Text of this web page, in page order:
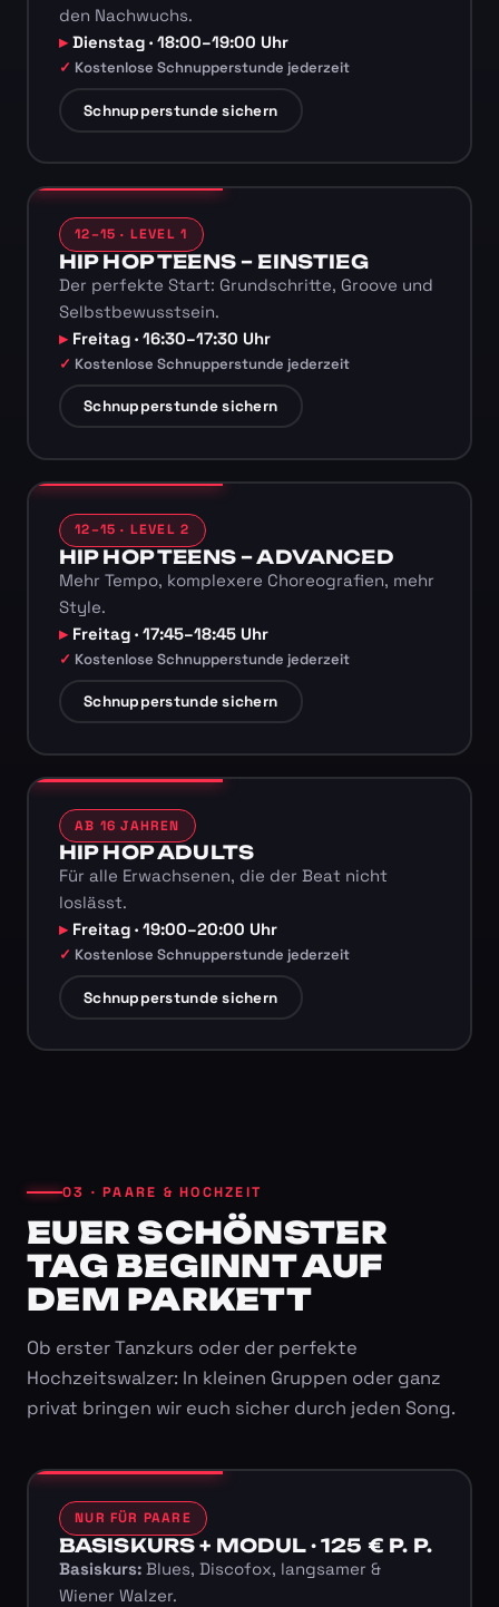
den Nachwuchs.
Dienstag · 18:00–19:00 Uhr
Kostenlose Schnupperstunde jederzeit
Schnupperstunde sichern
12–15 · LEVEL 1
HIP HOP TEENS – EINSTIEG
Der perfekte Start: Grundschritte, Groove und
Selbstbewusstsein.
Freitag · 16:30–17:30 Uhr
Kostenlose Schnupperstunde jederzeit
Schnupperstunde sichern
12–15 · LEVEL 2
HIP HOP TEENS – ADVANCED
Mehr Tempo, komplexere Choreografien, mehr
Style.
Freitag · 17:45–18:45 Uhr
Kostenlose Schnupperstunde jederzeit
Schnupperstunde sichern
AB 16 JAHREN
HIP HOP ADULTS
Für alle Erwachsenen, die der Beat nicht
loslässt.
Freitag · 19:00–20:00 Uhr
Kostenlose Schnupperstunde jederzeit
Schnupperstunde sichern
03 · PAARE & HOCHZEIT
EUER SCHÖNSTER
TAG BEGINNT AUF
DEM PARKETT
Ob erster Tanzkurs oder der perfekte
Hochzeitswalzer: In kleinen Gruppen oder ganz
privat bringen wir euch sicher durch jeden Song.
NUR FÜR PAARE
BASISKURS + MODUL · 125 € P. P.
Basiskurs:Blues, Discofox, langsamer &
Wiener Walzer.